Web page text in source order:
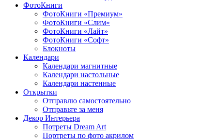
ФотоКниги
ФотоКниги «Премиум»
ФотоКниги «Слим»
ФотоКниги «Лайт»
ФотоКниги «Софт»
Блокноты
Календари
Календари магнитные
Календари настольные
Календари настенные
Открытки
Отправлю самостоятельно
Отправьте за меня
Декор Интерьера
Потреты Dream Art
Портреты по фото акрилом